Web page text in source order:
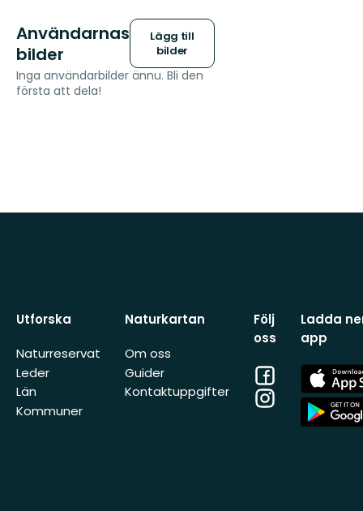
Användarnas
bilder
Lägg till
bilder
Inga användarbilder ännu. Bli den
första att dela!
Utforska
Naturreservat
Leder
Län
Kommuner
Naturkartan
Om oss
Guider
Kontaktuppgifter
Följ
oss
Facebook
Instagram
Ladda
app
App
Store
App
Store